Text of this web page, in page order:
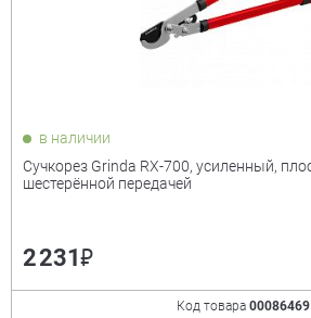
в наличии
Сучкорез Grinda RX-700, усиленный,
шестерённой передачей
2 231₽
Код товара 00086469